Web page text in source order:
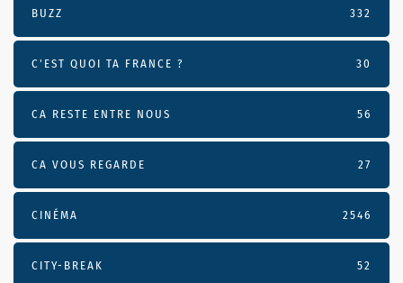
BUZZ 332
C'EST QUOI TA FRANCE ? 30
CA RESTE ENTRE NOUS 56
CA VOUS REGARDE 27
CINÉMA 2546
CITY-BREAK 52